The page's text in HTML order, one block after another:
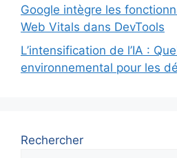
Google intègre les
Web Vitals dans DevTools
L’intensification de l’IA :
environnemental pour les
Rechercher